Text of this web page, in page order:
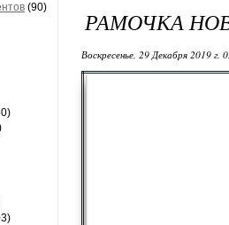
(90)
РАМОЧКА
Воскресенье, 29 Декабря 2019 г.